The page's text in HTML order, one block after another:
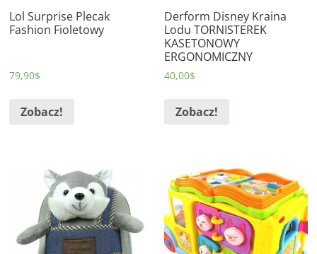
Lol Surprise Plecak
Fashion Fioletowy
79,90$
Zobacz!
Derform Disney Kraina
Lodu TORNISTEREK
KASETONOWY
ERGONOMICZNY
40,00$
Zobacz!